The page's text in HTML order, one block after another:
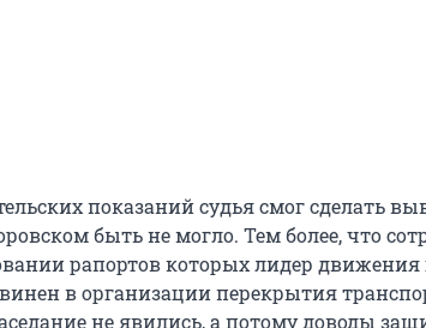
показаний судья смог сделать
быть не могло. Тем более, что
рапортов которых лидер
в организации перекрытия
не явились, а потому доводы